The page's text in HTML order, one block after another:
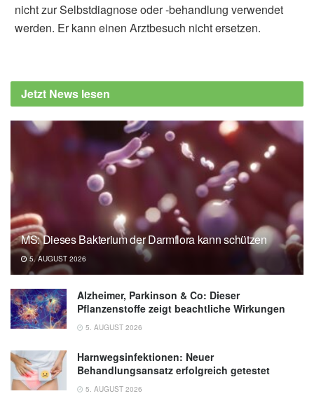
nicht zur Selbstdiagnose oder -behandlung verwendet
werden. Er kann einen Arztbesuch nicht ersetzen.
Jetzt News lesen
MS: Dieses Bakterium der Darmflora kann schützen
5. AUGUST 2026
Alzheimer, Parkinson & Co: Dieser
Pflanzenstoffe zeigt beachtliche Wirkungen
5. AUGUST 2026
Harnwegsinfektionen: Neuer
Behandlungsansatz erfolgreich getestet
5. AUGUST 2026